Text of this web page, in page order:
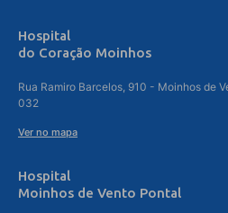
Hospital
do Coração Moinhos
Rua Ramiro Barcelos, 910 - Moinhos de
032
Ver no mapa
Hospital
Moinhos de Vento Pontal